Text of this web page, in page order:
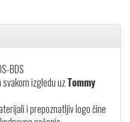
BDS
izgledu uzTommy
i prepoznatljiv logo čine